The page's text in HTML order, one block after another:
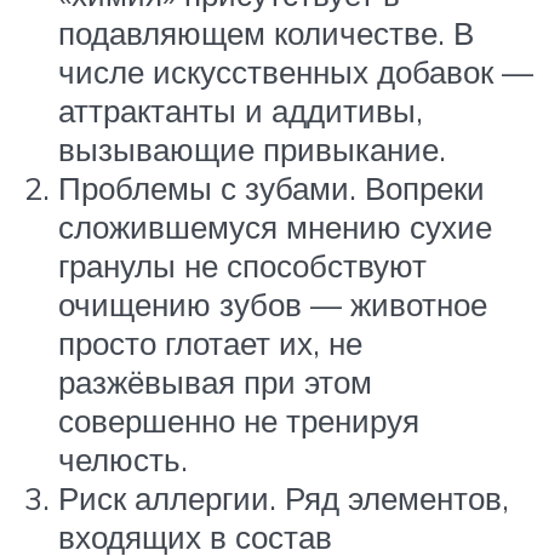
подавляющем количестве. В
числе искусственных добавок —
аттрактанты и аддитивы,
вызывающие привыкание.
Проблемы с зубами. Вопреки
сложившемуся мнению сухие
гранулы не способствуют
очищению зубов — животное
просто глотает их, не
разжёвывая при этом
совершенно не тренируя
челюсть.
Риск аллергии. Ряд элементов,
входящих в состав